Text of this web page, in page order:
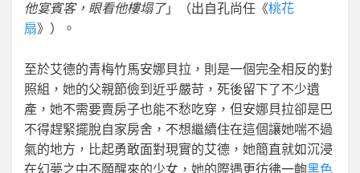
他宴賓客，眼看他樓塌了」（出自孔尚任《桃花
扇》）。
至於艾德的青梅竹馬安娜貝拉，則是一個完全相反的對
照組，她的父親節儉到近乎嚴苛，死後留下了不少遺
產，她不需要賣房子也能不愁吃穿，但安娜貝拉卻是巴
不得趕緊擺脫自家房舍，不想繼續住在這個讓她喘不過
氣的地方，比起勇敢面對現實的艾德，她簡直就如沉浸
在幻夢之中不願醒來的少女，她的際遇更彷彿一齣黑色